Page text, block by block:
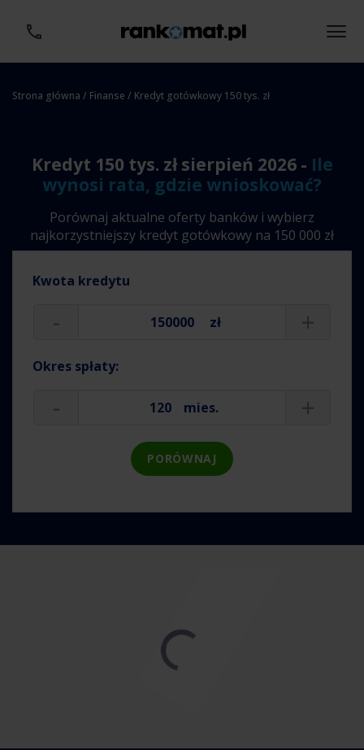
Strona główna / Finanse / Kredyt gotówkowy 150 tys. zł
Kredyt 150 tys. zł sierpień 2026 - Ile
wynosi rata, gdzie wnioskować?
Porównaj aktualne oferty banków i wybierz
najkorzystniejszy kredyt gotówkowy na 150 000 zł
Kwota kredytu
- zł +
Okres spłaty:
- mies. +
PORÓWNAJ